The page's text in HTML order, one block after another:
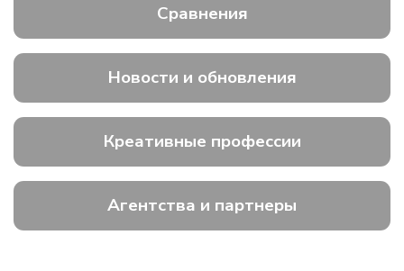
Сравнения
Новости и обновления
Креативные профессии
Агентства и партнеры